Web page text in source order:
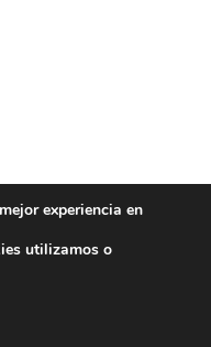
experiencia en
utilizamos o